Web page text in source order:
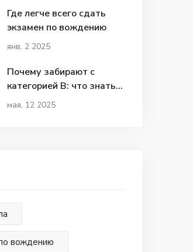
Где легче всего сдать
экзамен по вождению
янв, 2 2025
Почему забирают с
категорией В: что знать
водителю
мая, 12 2025
вождению